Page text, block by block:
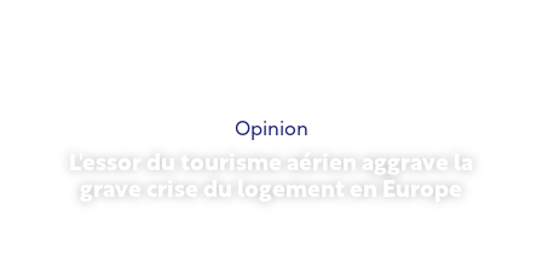
Opinion
L'essor du tourisme aérien aggrave la
grave crise du logement en Europe